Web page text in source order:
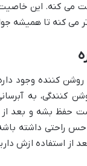
می کنه. این
می کنه تا همیشه
کننده وجود
کنندگی، به
بشه و بعد از
راحتی داشته
استفاده ازش